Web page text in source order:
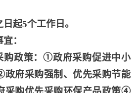
日起5个工作日。
：
购政策：①政府采购促进中小
府采购强制、优先采购节能